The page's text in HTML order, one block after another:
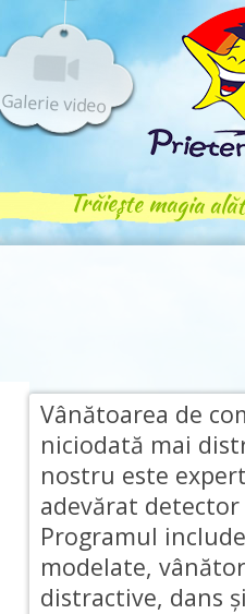
Galerie video
Trăiește magia
Vânătoarea de
niciodată mai
nostru este
adevărat
Programul
modelate,
distractive, dans